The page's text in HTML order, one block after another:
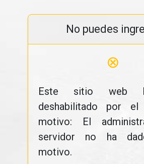
No puedes
⊗
Este sitio web
deshabilitado por el
motivo: El
servidor no ha
motivo.